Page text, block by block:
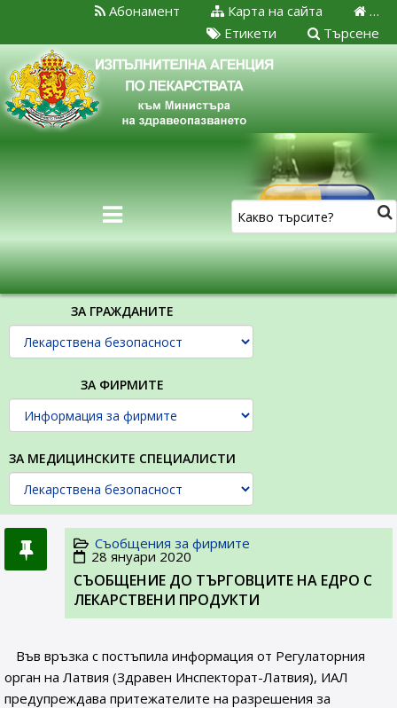
…
Карта на сайта
Абонамент
Търсене
Етикети
ЗА ГРАЖДАНИТЕ
ЗА ФИРМИТЕ
ЗА МЕДИЦИНСКИТЕ СПЕЦИАЛИСТИ
Съобщения за фирмите
28 януари 2020
СЪОБЩЕНИE ДО ТЪРГОВЦИТЕ НА ЕДРО С
ЛЕКАРСТВЕНИ ПРОДУКТИ
Във връзка с постъпила информация от Регулаторния
орган на Латвия (Здравен Инспекторат-Латвия), ИАЛ
предупреждава притежателите на разрешения за